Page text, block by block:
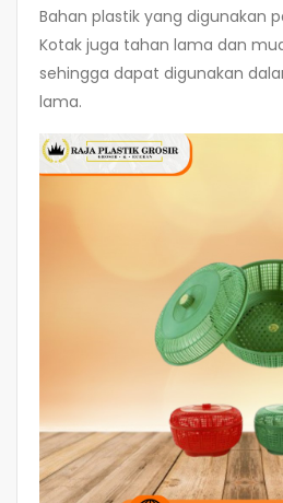
Bahan plastik yang digunakan
Kotak juga tahan lama dan
sehingga dapat digunakan
lama.